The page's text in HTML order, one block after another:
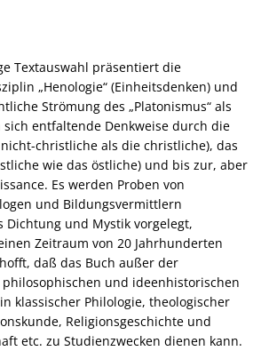
Textauswahl präsentiert die
„Henologie“ (Einheitsdenken) und
Strömung des „Platonismus“ als
entfaltende Denkweise durch die
christliche als die christliche), das
wie das östliche) und bis zur, aber
Es werden Proben von
und Bildungsvermittlern
Dichtung und Mystik vorgelegt,
Zeitraum von 20 Jahrhunderten
daß das Buch außer der
und ideenhistorischen
klassischer Philologie, theologischer
Religionsgeschichte und
etc. zu Studienzwecken dienen kann.